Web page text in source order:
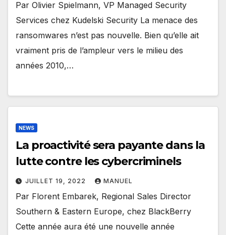
Par Olivier Spielmann, VP Managed Security
Services chez Kudelski Security La menace des
ransomwares n’est pas nouvelle. Bien qu’elle ait
vraiment pris de l’ampleur vers le milieu des
années 2010,…
NEWS
La proactivité sera payante dans la
lutte contre les cybercriminels
JUILLET 19, 2022 MANUEL
Par Florent Embarek, Regional Sales Director
Southern & Eastern Europe, chez BlackBerry
Cette année aura été une nouvelle année